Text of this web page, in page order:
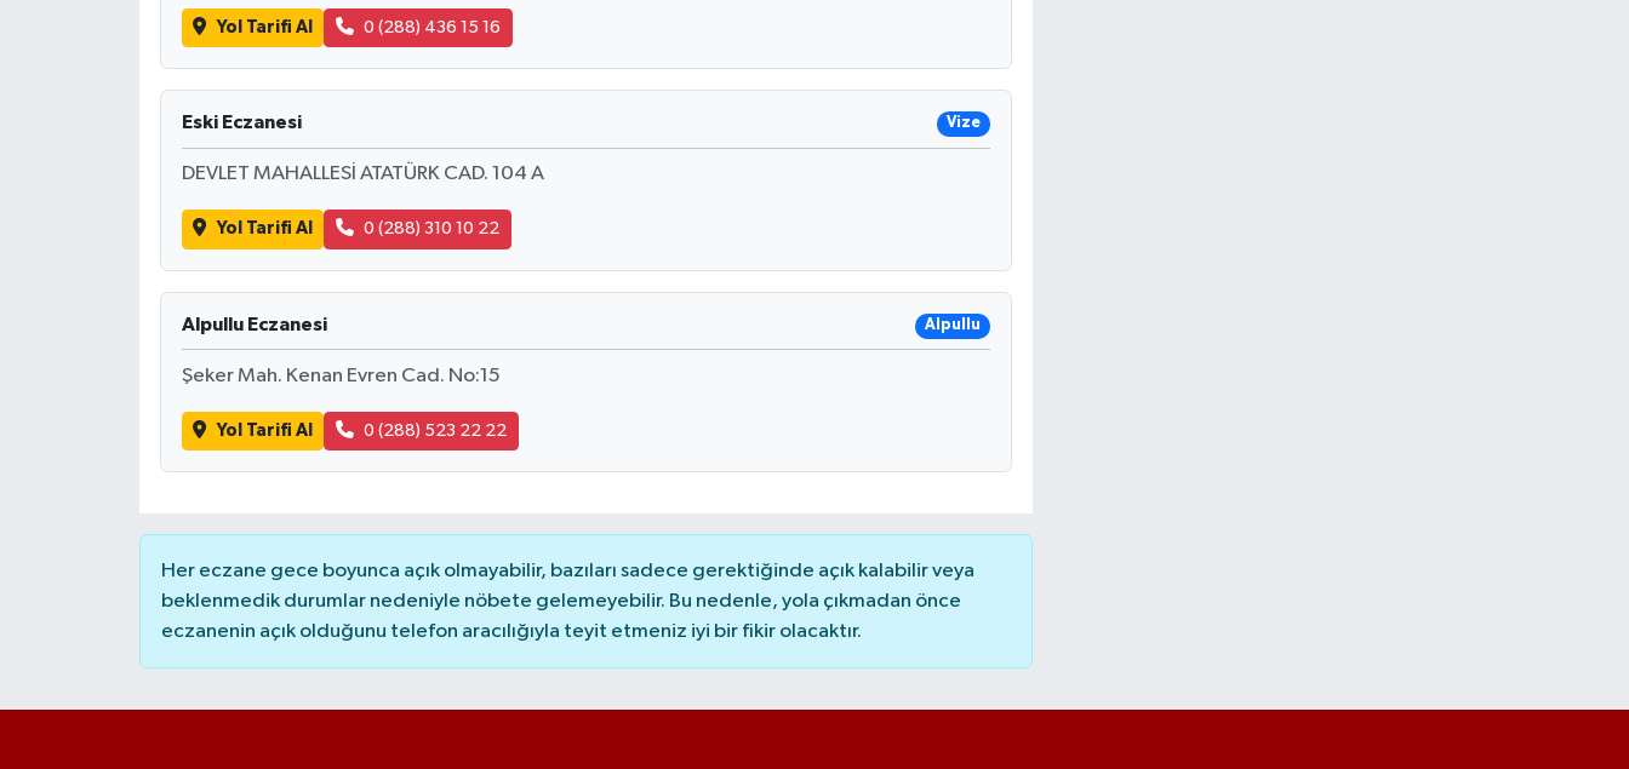
Yol Tarifi Al 0 (288) 436 15 16
Eski Eczanesi Vize
DEVLET MAHALLESİ ATATÜRK CAD. 104 A
Yol Tarifi Al 0 (288) 310 10 22
Alpullu Eczanesi Alpullu
Şeker Mah. Kenan Evren Cad. No:15
Yol Tarifi Al 0 (288) 523 22 22
Her eczane gece boyunca açık olmayabilir, bazıları sadece gerektiğinde açık kalabilir veya
beklenmedik durumlar nedeniyle nöbete gelemeyebilir. Bu nedenle, yola çıkmadan önce
eczanenin açık olduğunu telefon aracılığıyla teyit etmeniz iyi bir fikir olacaktır.